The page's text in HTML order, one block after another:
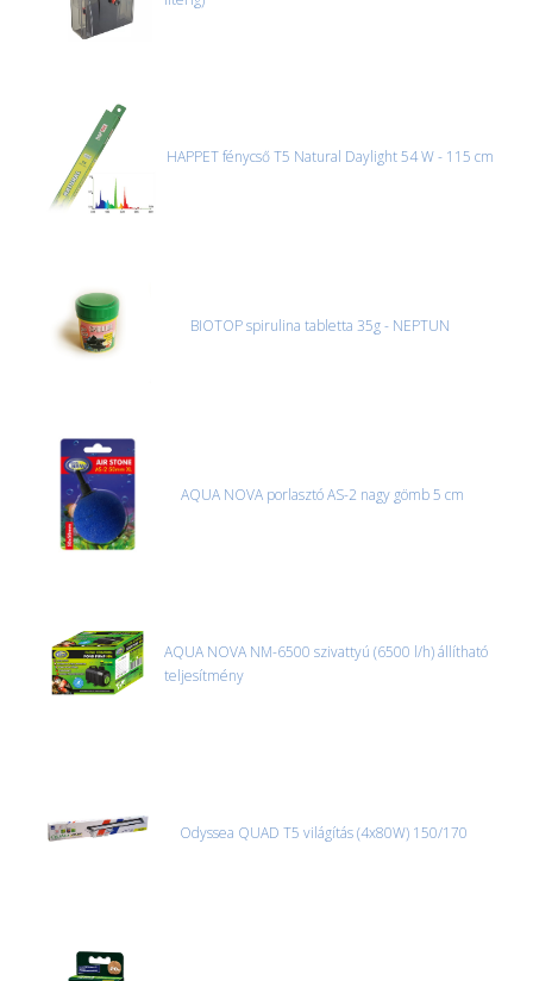
HAPPET fénycső T5 Natural Daylight 54 W - 115 cm
BIOTOP spirulina tabletta 35g - NEPTUN
AQUA NOVA porlasztó AS-2 nagy gömb 5 cm
AQUA NOVA NM-6500 szivattyú (6500 l/h) állítható
teljesítmény
Odyssea QUAD T5 világítás (4x80W) 150/170